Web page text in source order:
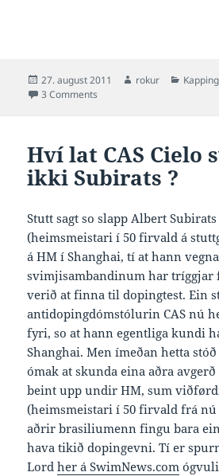
Posted
on
27. august 2011 Author
rokur Kapping
3 Comments
Hví lat CAS Cielo
ikki Subirats ?
Stutt sagt so slapp Albert
(heimsmeistari í 50 firvald á
á HM í Shanghai, tí at hann
svimjisambandinum har
verið at finna til dopingtest. Ein
antidopingdómstólurin CAS nú
fyri, so at hann egentliga kundi
Shanghai. Men ímeðan hetta
ómak at skunda eina aðra
beint upp undir HM, sum
(heimsmeistari í 50 firvald frá nú
aðrir brasiliumenn fingu bara
hava tikið dopingevni. Tí er
Lordher á SwimNews.com